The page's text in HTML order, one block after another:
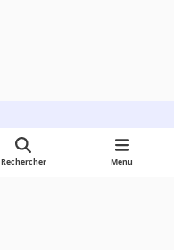
Rechercher Menu